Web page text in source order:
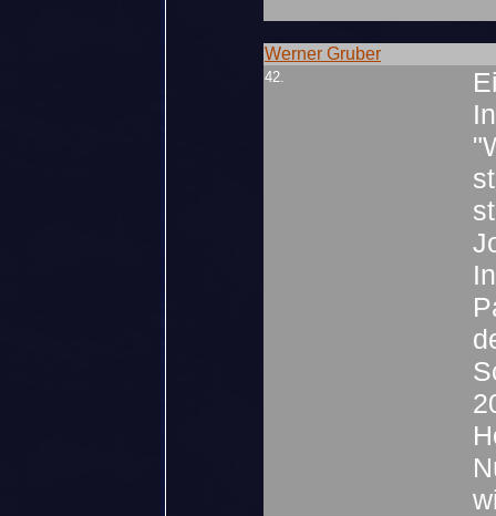
Werner Gruber
42.